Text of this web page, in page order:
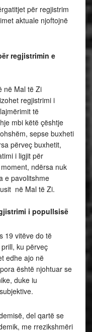
për regjistrim
aktuale njoftojnë
regjistrimin e
në Mal të Zi
regjistrimi i
të
mbi këtë çështje
sepse buxheti
përveç buxhetit,
i ligjit për
ndërsa nuk
e pavolitshme
në Mal të Zi.
i popullsisë
19 vitëve do të
ku përveç
edhe ajo në
është njohtuar se
duke iu
del qartë se
me rrezikshmëri